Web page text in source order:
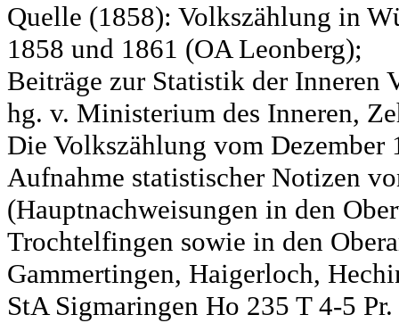
Quelle (1858): Volkszählung in
1858 und 1861 (OA Leonberg);
Beiträge zur Statistik der Inneren
hg. v. Ministerium des Inneren,
Die Volkszählung vom
Aufnahme statistischer Notizen
(Hauptnachweisungen in den
Trochtelfingen sowie in den
Gammertingen, Haigerloch,
StA Sigmaringen Ho 235 T 4-5